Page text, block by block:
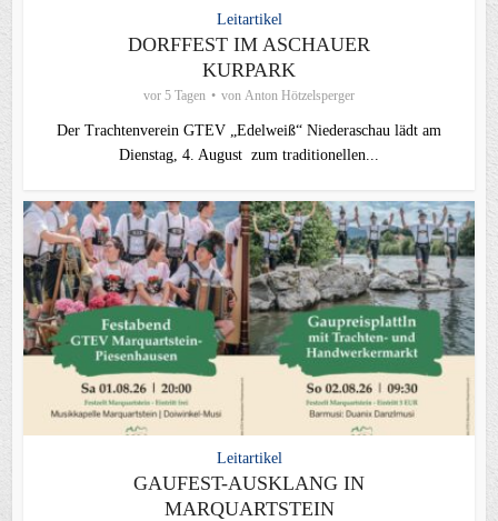
Leitartikel
DORFFEST IM ASCHAUER
KURPARK
vor 5 Tagen von Anton Hötzelsperger
Der Trachtenverein GTEV „Edelweiß“ Niederaschau lädt am
Dienstag, 4. August zum traditionellen...
Leitartikel
GAUFEST-AUSKLANG IN
MARQUARTSTEIN